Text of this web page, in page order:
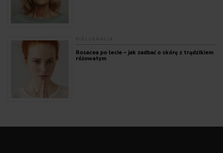
PIELĘGNACJA
Rosacea po lecie – jak zadbać o skórę z trądzikiem
różowatym